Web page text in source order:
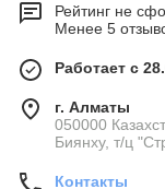
Рейтинг не
Менее 5
Работает с
г. Алматы
050000
Биянху, т/ц
Контакты